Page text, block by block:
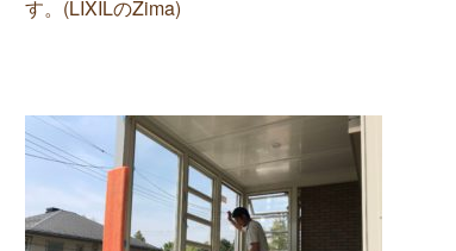
す。(LIXILのZima)